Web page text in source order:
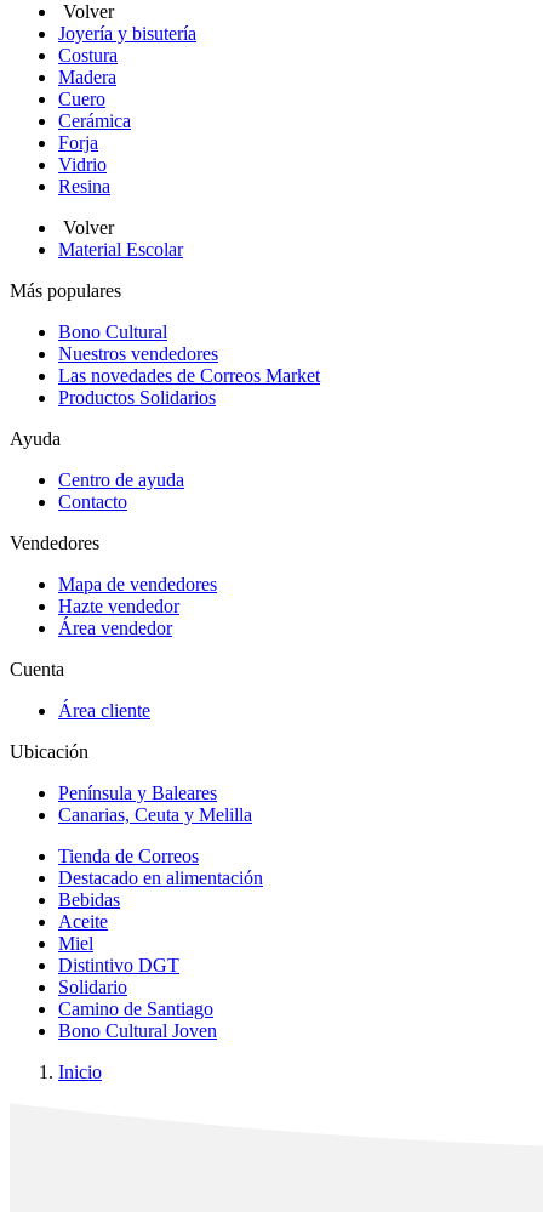
Volver
Joyería y bisutería
Costura
Madera
Cuero
Cerámica
Forja
Vidrio
Resina
Volver
Material Escolar
Más populares
Bono Cultural
Nuestros vendedores
Las novedades de Correos Market
Productos Solidarios
Ayuda
Centro de ayuda
Contacto
Vendedores
Mapa de vendedores
Hazte vendedor
Área vendedor
Cuenta
Área cliente
Ubicación
Península y Baleares
Canarias, Ceuta y Melilla
Tienda de Correos
Destacado en alimentación
Bebidas
Aceite
Miel
Distintivo DGT
Solidario
Camino de Santiago
Bono Cultural Joven
Inicio